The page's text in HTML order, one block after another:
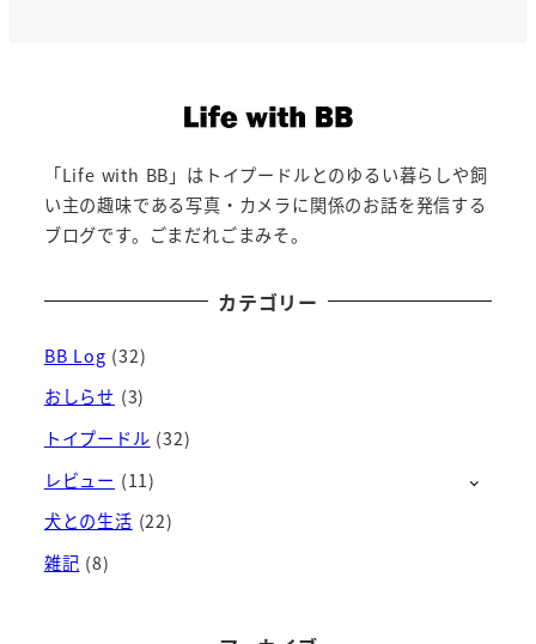
「Life with BB」はトイプードルとのゆるい暮らしや飼
い主の趣味である写真・カメラに関係のお話を発信する
ブログです。ごまだれごまみそ。
カテゴリー
BB Log (32)
おしらせ (3)
トイプードル (32)
レビュー (11)
犬との生活 (22)
雑記 (8)